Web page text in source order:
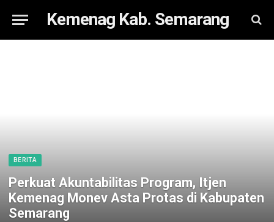
Kemenag Kab. Semarang
BERITA
Perkuat Akuntabilitas Program, Itjen
Kemenag Monev Asta Protas di Kabupaten
Semarang